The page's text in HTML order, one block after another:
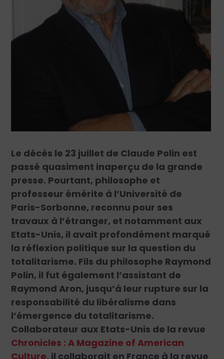
Le décès le 23 juillet de Claude Polin est
passé quasiment inaperçu de la grande
presse. Pourtant, philosophe et
professeur émérite à l’Université de
Paris-Sorbonne, reconnu pour ses
travaux à l’étranger, et notamment aux
Etats-Unis, il avait profondément marqué
la réflexion politique sur la question du
totalitarisme. Fils du philosophe Raymond
Polin, il fut également l’assistant de
Raymond Aron, jusqu’à leur rupture sur la
responsabilité du libéralisme dans
l’émergence du totalitarisme.
Collaborateur aux Etats-Unis de la revue
Chronicles : A Magazine of American
Culture, il collaborait en France à la revue